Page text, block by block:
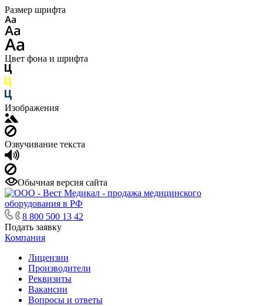
Размер шрифта
Цвет фона и шрифта
Изображения
Озвучивание текста
Обычная версия сайта
8 800 500 13 42
Подать заявку
Компания
Лицензии
Производители
Реквизиты
Вакансии
Вопросы и ответы